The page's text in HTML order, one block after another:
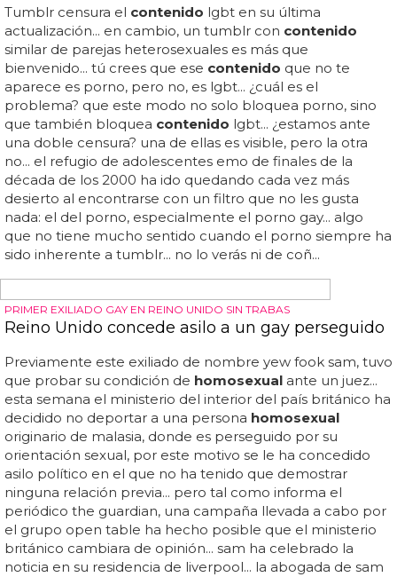
joven iceman y la joven jean grey, tan simple como que
ella puede leer sus pensamientos y sabe que es
homosexual... uno de los x-men originales es gay: aquí
puedes ver cómo sale del armario iceman... ¡iceman gay!
al principio le cuesta reconocerlo, planteándonos
paradojas espaciotemporales, como que el iceman del
futuro que todos conocemos no lo es... uno de los x-men
gay: iceman sale del armario, ¡pero 'padre de familia' ya lo
había anunciado hace años!... o quizás le costaba asumir
ser mutante y homosexual, ¿o será bisexual? parece que
no... el último número de 'all-new x-men' viene con
sorpresa gay: uno de los x-men originales sale del
armario...
INDIGNANTE
El vídeo de 3 horas paseando como
homosexual, cargado de homofobia